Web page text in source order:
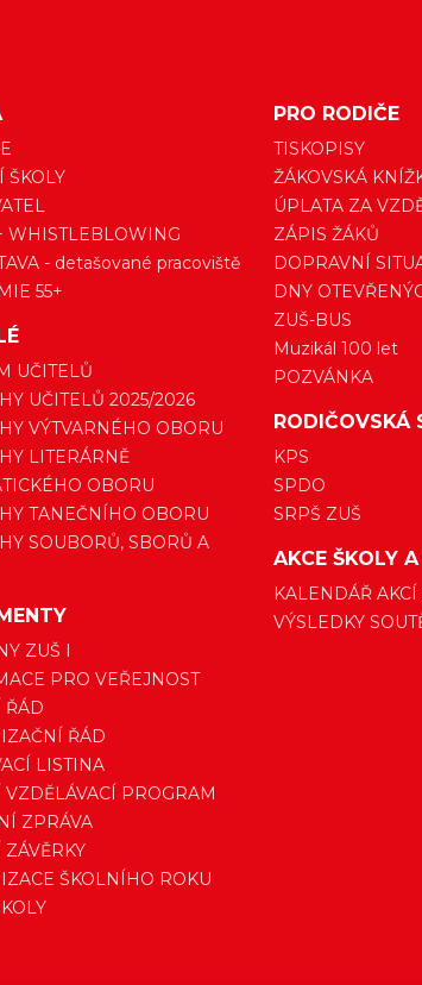
ŠKOLY
WHISTLEBLOWING
- detašované pracoviště
55+
UČITELŮ
UČITELŮ 2025/2026
VÝTVARNÉHO OBORU
LITERÁRNĚ
OBORU
TANEČNÍHO OBORU
SOUBORŮ, SBORŮ A
ZUŠ I
PRO VEŘEJNOST
ŘÁD
ŘÁD
LISTINA
VZDĚLÁVACÍ PROGRAM
ZPRÁVA
ZÁVĚRKY
ŠKOLNÍHO ROKU
PRO RODIČE
TISKOPISY
ŽÁKOVSKÁ
ÚPLATA ZA
ZÁPIS ŽÁKŮ
DOPRAVNÍ
DNY
ZUŠ-BUS
Muzikál 100 let
POZVÁNKA
RODIČOVSKÁ
KPS
SPDO
SRPŠ ZUŠ
AKCE ŠKOLY
KALENDÁŘ
VÝSLEDKY